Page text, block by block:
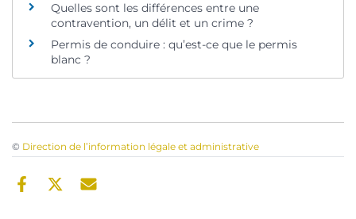
Quelles sont les différences entre une
contravention, un délit et un crime ?
Permis de conduire : qu’est-ce que le permis
blanc ?
© Direction de l’information légale et administrative